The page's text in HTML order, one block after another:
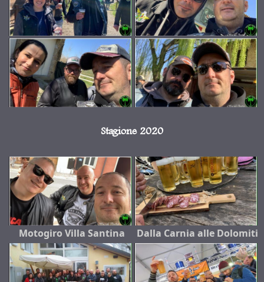
Stagione 2020
Motogiro Villa Santina Dalla Carnia alle Dolomiti